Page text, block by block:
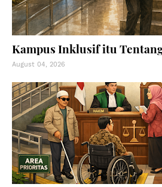
Kampus Inklusif itu
August 04, 2026